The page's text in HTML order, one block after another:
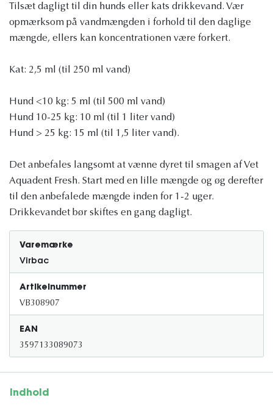
Tilsæt dagligt til din hunds eller kats drikkevand. Vær
opmærksom på vandmængden i forhold til den daglige
mængde, ellers kan koncentrationen være forkert.
Kat: 2,5 ml (til 250 ml vand)
Hund <10 kg: 5 ml (til 500 ml vand)
Hund 10-25 kg: 10 ml (til 1 liter vand)
Hund > 25 kg: 15 ml (til 1,5 liter vand).
Det anbefales langsomt at vænne dyret til smagen af ​​Vet
Aquadent Fresh. Start med en lille mængde og øg derefter
til den anbefalede mængde inden for 1-2 uger.
Drikkevandet bør skiftes en gang dagligt.
Varemærke
Virbac
Artikelnummer
VB308907
EAN
3597133089073
Indhold